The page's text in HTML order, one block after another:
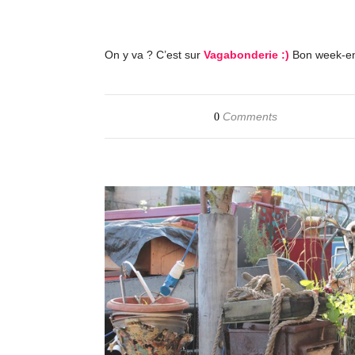
On y va ? C’est sur Vagabonderie :) Bon week-
0 Comments